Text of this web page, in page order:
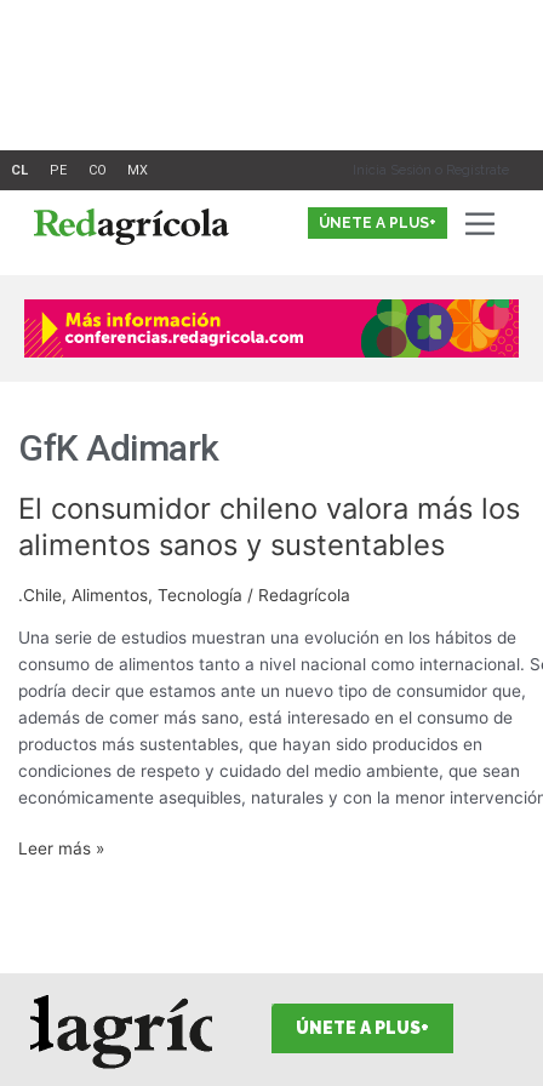
Inicia Sesión o Registrate
ÚNETE A PLUS+
GfK Adimark
El consumidor chileno valora más los
alimentos sanos y sustentables
.Chile, Alimentos, Tecnología / Redagrícola
Una serie de estudios muestran una evolución en los hábitos de
consumo de alimentos tanto a nivel nacional como internacional.
podría decir que estamos ante un nuevo tipo de consumidor que,
además de comer más sano, está interesado en el consumo de
productos más sustentables, que hayan sido producidos en
condiciones de respeto y cuidado del medio ambiente, que sean
económicamente asequibles, naturales y con la menor
El
consumidor
chileno
valora
los
alimentos
sanos
y
sustentables
Leer más »
ÚNETE A PLUS+